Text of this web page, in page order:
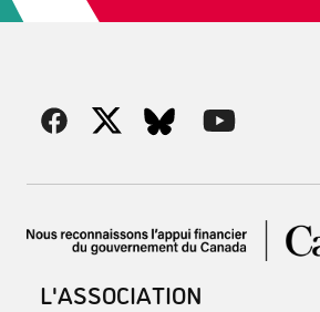
L'ASSOCIATION